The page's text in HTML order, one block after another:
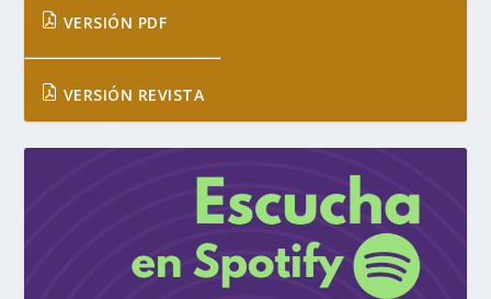
VERSIÓN PDF
VERSIÓN REVISTA